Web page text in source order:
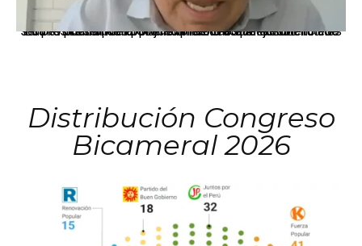
La presidenta Keiko Fujimori informó que la solicitud de indulto presentada por el expresidente Alejandro Toledo será evaluada por la Comisión de Gracias Presidenciales conforme al procedimiento establecido.
Distribución Congreso
Bicameral 2026